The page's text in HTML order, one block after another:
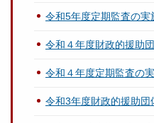
令和5年度定期監査の実
令和４年度財政的援助
令和４年度定期監査の
令和3年度財政的援助団